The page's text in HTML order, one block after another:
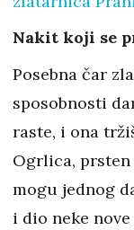
Nakit koji se
Posebna čar
sposobnosti
raste, i ona
Ogrlica,
mogu jednog
i dio neke